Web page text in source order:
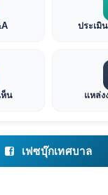
ประเมิ
ห็น แหล่ง
เฟซบุ๊กเทศบาล